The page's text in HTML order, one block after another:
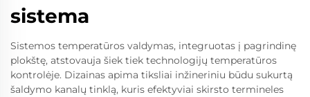
sistema
Sistemos temperatūros valdymas, integruotas į pagrindinę
plokštę, atstovauja šiek tiek technologijų temperatūros
kontrolėje. Dizainas apima tiksliai inžineriniu būdu sukurtą
šaldymo kanalų tinklą, kuris efektyviai skirsto termineles